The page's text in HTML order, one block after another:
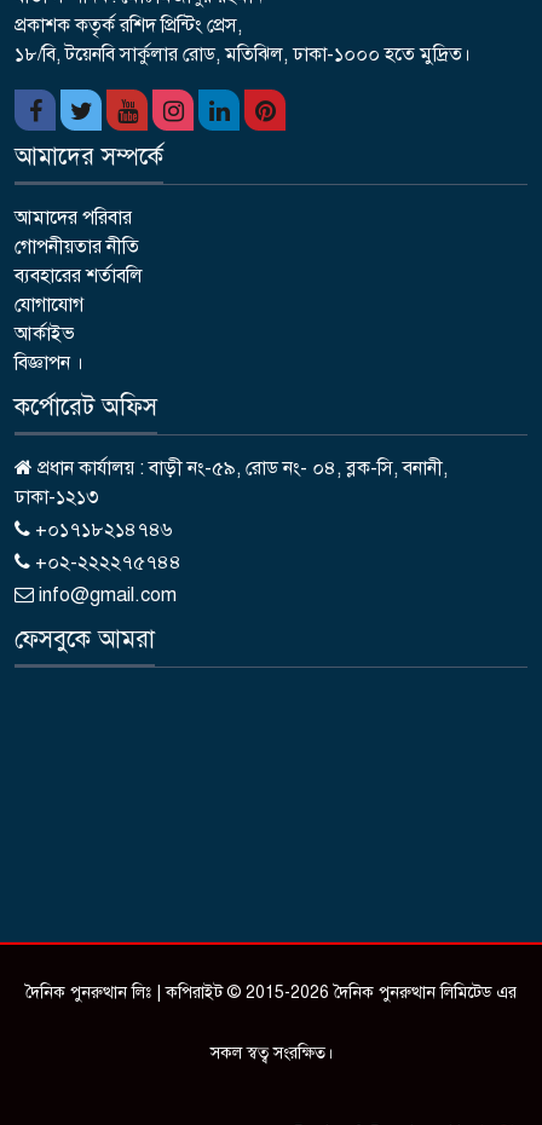
প্রকাশক কতৃর্ক রশিদ প্রিন্টিং প্রেস,
১৮/বি, টয়েনবি সার্কুলার রোড, মতিঝিল, ঢাকা-১০০০ হতে মুদ্রিত।
আমাদের সম্পর্কে
আমাদের পরিবার
গোপনীয়তার নীতি
ব্যবহারের শর্তাবলি
যোগাযোগ
আর্কাইভ
বিজ্ঞাপন ।
কর্পোরেট অফিস
প্রধান কার্যালয় : বাড়ী নং-৫৯, রোড নং- ০৪, ব্লক-সি, বনানী,
ঢাকা-১২১৩
+০১৭১৮২১৪৭৪৬
+০২-২২২২৭৫৭৪৪
info@gmail.com
ফেসবুকে আমরা
দৈনিক পুনরুত্থান লিঃ | কপিরাইট © 2015-2026 দৈনিক পুনরুত্থান লিমিটেড এর
সকল স্বত্ব সংরক্ষিত।